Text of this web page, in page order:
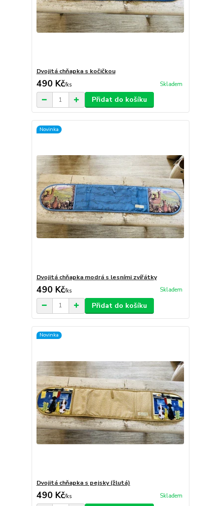
Dvojitá chňapka s kočičkou
490 Kč/ks Skladem
Přidat do košíku
Novinka
Dvojitá chňapka modrá s lesními zvířátky
490 Kč/ks Skladem
Přidat do košíku
Novinka
Dvojitá chňapka s pejsky (žlutá)
490 Kč/ks Skladem